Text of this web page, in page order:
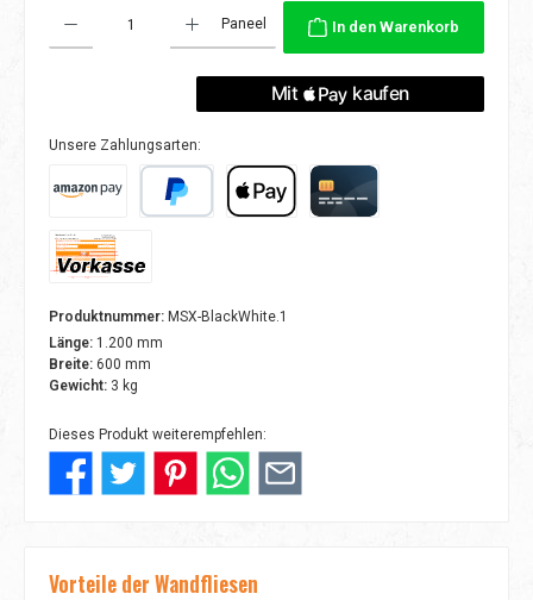
Produkt Anzahl: Gib den gewünschten Wert ein oder benutze die
Paneel In den Warenkorb
Unsere Zahlungsarten:
Produktnummer: MSX-BlackWhite.1
Länge: 1.200 mm
Breite: 600 mm
Gewicht: 3 kg
Dieses Produkt weiterempfehlen:
Vorteile der Wandfliesen